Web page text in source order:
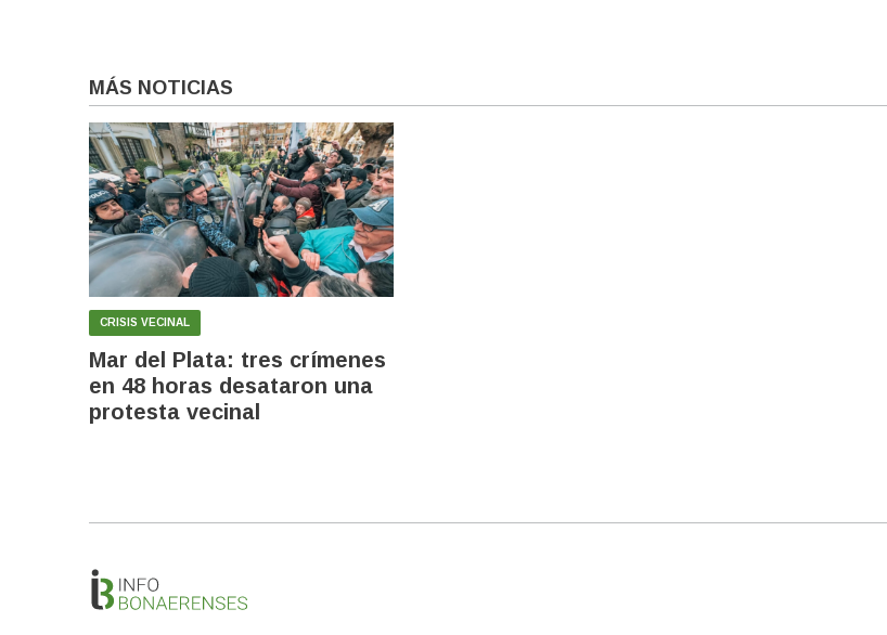
MÁS NOTICIAS
CRISIS VECINAL
Mar del Plata: tres crímenes
en 48 horas desataron una
protesta vecinal